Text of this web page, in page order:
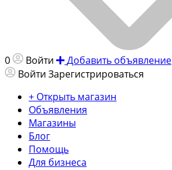
0 Войти
Добавить объявление
Войти Зарегистрироваться
+ Открыть магазин
Объявления
Магазины
Блог
Помощь
Для бизнеса